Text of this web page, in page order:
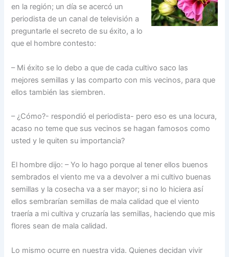
en la región; un día se acercó un
periodista de un canal de televisión a
preguntarle el secreto de su éxito, a lo
que el hombre contesto:
– Mi éxito se lo debo a que de cada cultivo saco las
mejores semillas y las comparto con mis vecinos, para que
ellos también las siembren.
– ¿Cómo?- respondió el periodista- pero eso es una locura,
acaso no teme que sus vecinos se hagan famosos como
usted y le quiten su importancia?
El hombre dijo: – Yo lo hago porque al tener ellos buenos
sembrados el viento me va a devolver a mi cultivo buenas
semillas y la cosecha va a ser mayor; si no lo hiciera así
ellos sembrarían semillas de mala calidad que el viento
traería a mi cultiva y cruzaría las semillas, haciendo que mis
flores sean de mala calidad.
Lo mismo ocurre en nuestra vida. Quienes decidan vivir